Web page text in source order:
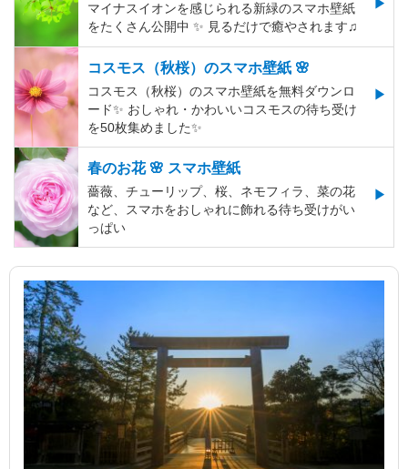
マイナスイオンを感じられる新緑のスマホ壁紙
をたくさん公開中 ✨ 見るだけで癒やされます♫
コスモス（秋桜）のスマホ壁紙 🌸
コスモス（秋桜）のスマホ壁紙を無料ダウンロ
ード✨️ おしゃれ・かわいいコスモスの待ち受け
を50枚集めました✨️
春のお花 🌸 スマホ壁紙
薔薇、チューリップ、桜、ネモフィラ、菜の花
など、スマホをおしゃれに飾れる待ち受けがい
っぱい